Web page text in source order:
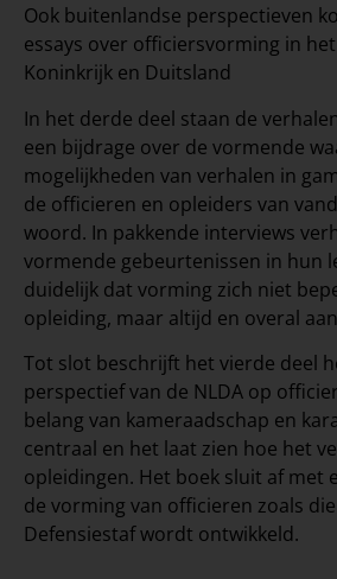
Ook buitenlandse perspectieven
essays over officiersvorming in
Koninkrijk en Duitsland
In het derde deel staan de
een bijdrage over de vormende
mogelijkheden van verhalen in
de officieren en opleiders van
woord. In pakkende interviews
vormende gebeurtenissen in hun
duidelijk dat vorming zich niet
opleiding, maar altijd en overal
Tot slot beschrijft het vierde deel
perspectief van de NLDA op
belang van kameraadschap en
centraal en het laat zien hoe het
opleidingen. Het boek sluit af met
de vorming van officieren zoals
Defensiestaf wordt ontwikkeld.